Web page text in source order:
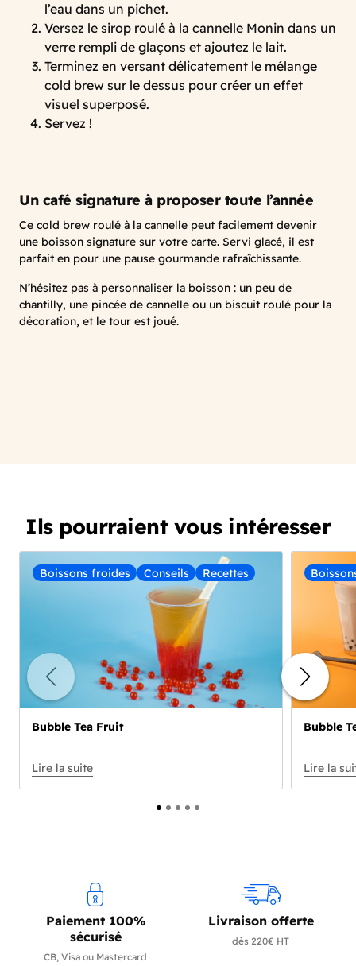
l’eau dans un pichet.
Versez le sirop roulé à la cannelle Monin dans un
verre rempli de glaçons et ajoutez le lait.
Terminez en versant délicatement le mélange
cold brew sur le dessus pour créer un effet
visuel superposé.
Servez !
Un café signature à proposer toute l’année
Ce cold brew roulé à la cannelle peut facilement devenir
une boisson signature sur votre carte. Servi glacé, il est
parfait en pour une pause gourmande rafraîchissante.
N’hésitez pas à personnaliser la boisson : un peu de
chantilly, une pincée de cannelle ou un biscuit roulé pour la
décoration, et le tour est joué.
Ils pourraient vous intéresser
Boissons froides Conseils Recettes
Bubble Tea Fruit Bubble
Paiement 100%
sécurisé
CB, Visa ou Mastercard
Livraison offerte
dès 220€ HT